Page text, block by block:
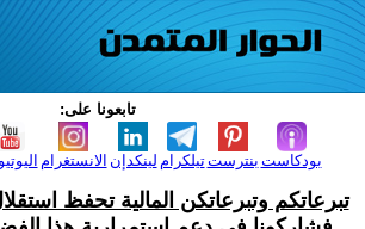
تابعونا على:
الانستغرام لينكدإن تيلكرامبنترست بودكاست
تبرعاتكم وتبرعاتكن المالية تحفظ